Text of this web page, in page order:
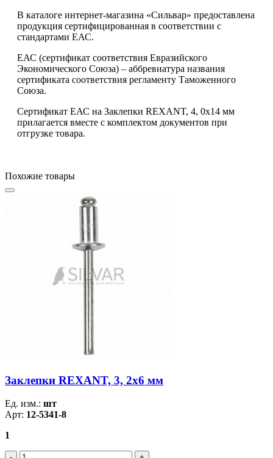
В каталоге интернет-магазина «Сильвар» предоставлена
продукция сертифицированная в соответствии с
стандартами ЕАС.
ЕАС (сертификат соответствия Евразийского
Экономического Союза) – аббревиатура названия
сертификата соответствия регламенту Таможенного
Союза.
Сертификат ЕАС на Заклепки REXANT, 4, 0x14 мм
прилагается вместе с комплектом документов при
отгрузке товара.
Похожие товары
Заклепки REXANT, 3, 2x6 мм
Ед. изм.: шт
Арт: 12-5341-8
1